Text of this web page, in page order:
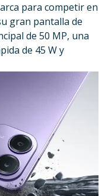
para competir en
gran pantalla de
de 50 MP, una
de 45 W y